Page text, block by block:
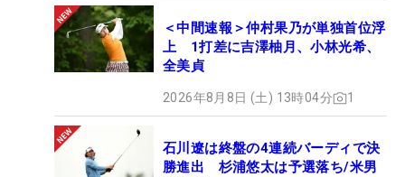
＜中間速報＞仲村果乃が単独首位浮
上 1打差に吉澤柚月、小林光希、
全美貞
2026年8月8日 (土) 13時04分 1
石川遼は終盤の4連続バーディで決
勝進出 杉浦悠太は予選落ち/米男